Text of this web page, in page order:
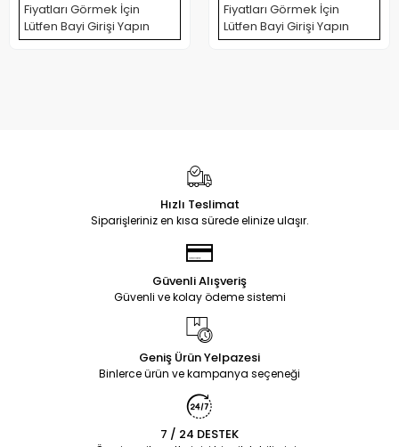
Fiyatları Görmek İçin
Lütfen Bayi Girişi Yapın
Fiyatları Görmek İçin
Lütfen Bayi Girişi Yapın
Hızlı Teslimat
Siparişleriniz en kısa sürede elinize ulaşır.
Güvenli Alışveriş
Güvenli ve kolay ödeme sistemi
Geniş Ürün Yelpazesi
Binlerce ürün ve kampanya seçeneği
7 / 24 DESTEK